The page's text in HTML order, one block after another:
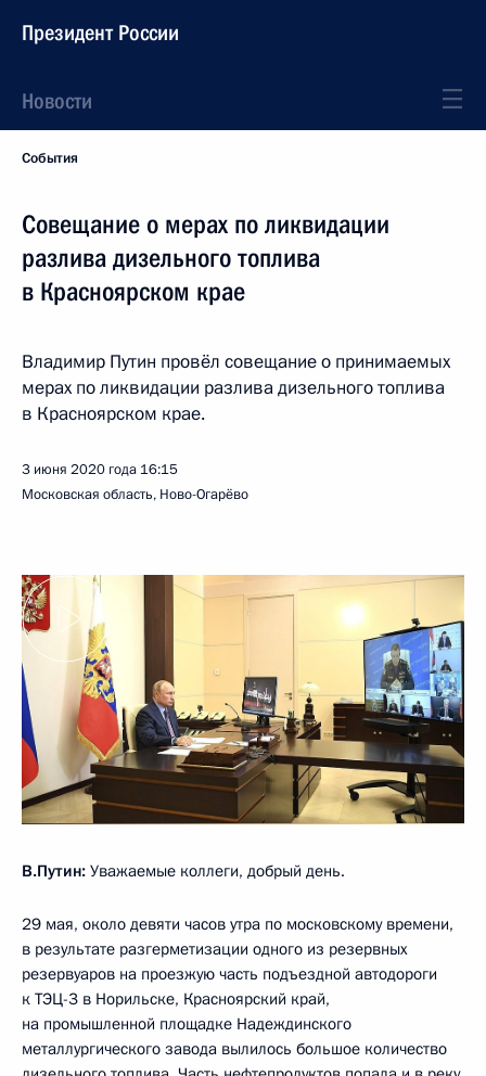
Президент России
Новости
События
Совещание о мерах по ликвидации
разлива дизельного топлива
в Красноярском крае
Владимир Путин провёл совещание о принимаемых
мерах по ликвидации разлива дизельного топлива
в Красноярском крае.
3 июня 2020 года 16:15
Московская область, Ново-Огарёво
В.Путин: Уважаемые коллеги, добрый день.
29 мая, около девяти часов утра по московскому времени,
в результате разгерметизации одного из резервных
резервуаров на проезжую часть подъездной автодороги
к ТЭЦ-3 в Норильске, Красноярский край,
на промышленной площадке Надеждинского
металлургического завода вылилось большое количество